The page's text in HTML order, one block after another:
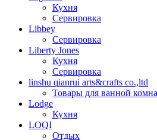
Кухня
Сервировка
Libbey
Сервировка
Liberty Jones
Кухня
Сервировка
linshu qianrui arts&crafts co.,ltd
Товары для ванной
Lodge
Кухня
LOQI
Отдых